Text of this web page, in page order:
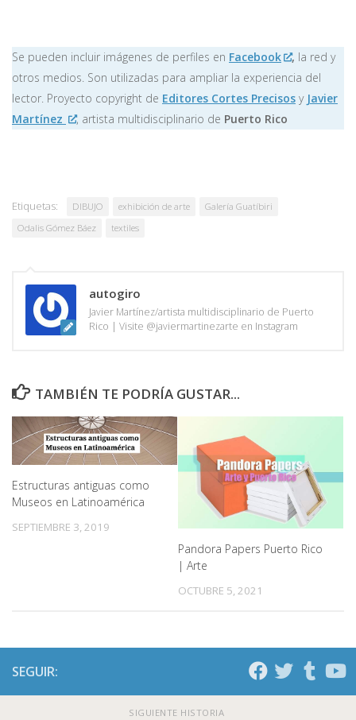
Se pueden incluir imágenes de perfiles en Facebook , la red y
otros medios. Son utilizadas para ampliar la experiencia del
lector. Proyecto copyright de Editores Cortes Precisos y Javier
Martínez
, artista multidisciplinario de Puerto Rico
Etiquetas: DIBUJO exhibición de arte
Galería Guatíbiri
Odalis Gómez Báez
textiles
autogiro
Javier Martínez/artista multidisciplinario de Puerto
Rico | Visite @javiermartinezarte en Instagram
TAMBIÉN TE PODRÍA GUSTAR...
Estructuras antiguas como
Museos en Latinoamérica
SEPTIEMBRE 3, 2019
Pandora Papers Puerto Rico
| Arte
OCTUBRE 5, 2021
SEGUIR:
SIGUIENTE HISTORIA